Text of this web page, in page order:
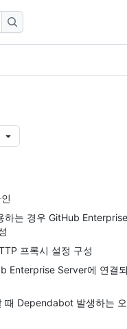
하는 경우 GitHub
프록시 설정 구성
Enterprise Server에 연결
때 Dependabot 발생하는